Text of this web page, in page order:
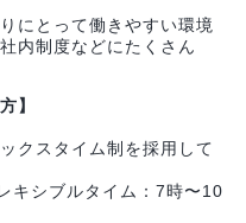
にとって働きやすい環境
内制度などにたくさん
】
クスタイム制を採用して
キシブルタイム：7時〜10